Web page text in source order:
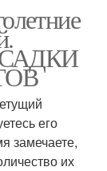
его
замечаете,
их